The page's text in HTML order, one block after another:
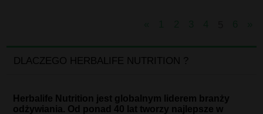
DLACZEGO HERBALIFE NUTRITION ?
Herbalife Nutrition jest globalnym liderem branży
odżywiania. Od ponad 40 lat tworzy najlepsze w